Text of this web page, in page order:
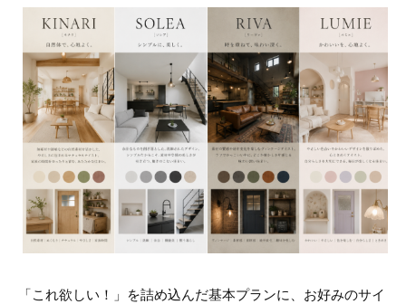
「これ欲しい！」を詰め込んだ基本プランに、お好みのサイ